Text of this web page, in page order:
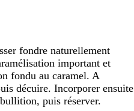
fondre naturellement
important et
fondu au caramel. A
décuire. Incorporer ensuite
puis réserver.